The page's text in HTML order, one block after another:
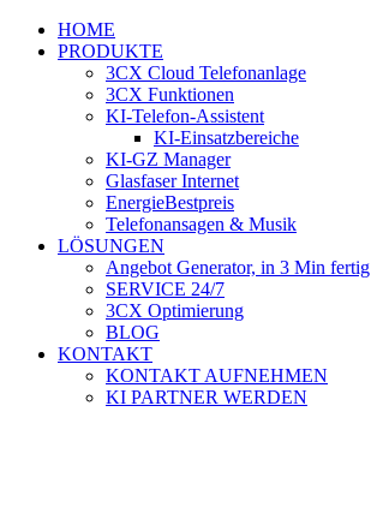
Zum
Inhalt
HOME
PRODUKTE
3CX Cloud Telefonanlage
3CX Funktionen
KI-Telefon-Assistent
KI-Einsatzbereiche
KI-GZ Manager
Glasfaser Internet
EnergieBestpreis
Telefonansagen & Musik
LÖSUNGEN
Angebot Generator, in 3 Min fertig
SERVICE 24/7
3CX Optimierung
BLOG
KONTAKT
KONTAKT AUFNEHMEN
KI PARTNER WERDEN